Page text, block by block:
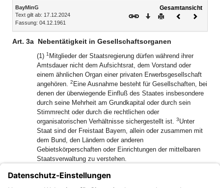
Inhalt
BayMinG
Text gilt ab: 17.12.2024
Fassung: 04.12.1961
Gesamtansicht
Download
DruckenVorheriges
Art. 3a Nebentätigkeit in Gesellschaftsorganen
(1) 1 Mitglieder der Staatsregierung dürfen während ihrer
Amtsdauer nicht dem Aufsichtsrat, dem Vorstand oder
einem ähnlichen Organ einer privaten Erwerbsgesellschaft
angehören. 2 Eine Ausnahme besteht für Gesellschaften, bei
denen der überwiegende Einfluß des Staates insbesondere
durch seine Mehrheit am Grundkapital oder durch sein
Stimmrecht oder durch die rechtlichen oder
organisatorischen Verhältnisse sichergestellt ist. 3Unter
Staat sind der Freistaat Bayern, allein oder zusammen mit
dem Bund, den Ländern oder anderen
Gebietskörperschaften oder Einrichtungen der mittelbaren
Staatsverwaltung zu verstehen.
(2) Über die Zugehörigkeit von Mitgliedern der
Staatsregierung zu Gesellschaftsorganen berichtet das